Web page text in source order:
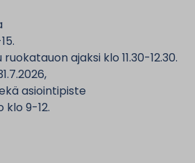
ajaksi klo 11.30-12.30.
asiointipiste
9-12.